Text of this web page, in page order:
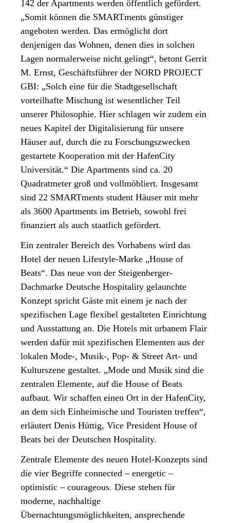
142 der Apartments werden öffentlich gefördert.
„Somit können die SMARTments günstiger
angeboten werden. Das ermöglicht dort
denjenigen das Wohnen, denen dies in solchen
Lagen normalerweise nicht gelingt“, betont Gerrit
M. Ernst, Geschäftsführer der NORD PROJECT
GBI: „Solch eine für die Stadtgesellschaft
vorteilhafte Mischung ist wesentlicher Teil
unserer Philosophie. Hier schlagen wir zudem ein
neues Kapitel der Digitalisierung für unsere
Häuser auf, durch die zu Forschungszwecken
gestartete Kooperation mit der HafenCity
Universität.“ Die Apartments sind ca. 20
Quadratmeter groß und vollmöbliert. Insgesamt
sind 22 SMARTments student Häuser mit mehr
als 3600 Apartments im Betrieb, sowohl frei
finanziert als auch staatlich gefördert.
Ein zentraler Bereich des Vorhabens wird das
Hotel der neuen Lifestyle-Marke „House of
Beats“. Das neue von der Steigenberger-
Dachmarke Deutsche Hospitality gelaunchte
Konzept spricht Gäste mit einem je nach der
spezifischen Lage flexibel gestalteten Einrichtung
und Ausstattung an. Die Hotels mit urbanem Flair
werden dafür mit spezifischen Elementen aus der
lokalen Mode-, Musik-, Pop- & Street Art- und
Kulturszene gestaltet. „Mode und Musik sind die
zentralen Elemente, auf die House of Beats
aufbaut. Wir schaffen einen Ort in der HafenCity,
an dem sich Einheimische und Touristen treffen“,
erläutert Denis Hüttig, Vice President House of
Beats bei der Deutschen Hospitality.
Zentrale Elemente des neuen Hotel-Konzepts sind
die vier Begriffe connected – energetic –
optimistic – courageous. Diese stehen für
moderne, nachhaltige
Übernachtungsmöglichkeiten, ansprechende